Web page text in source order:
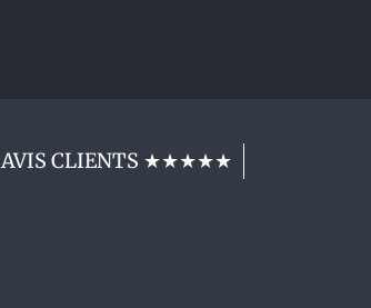
AVIS CLIENTS ★★★★★